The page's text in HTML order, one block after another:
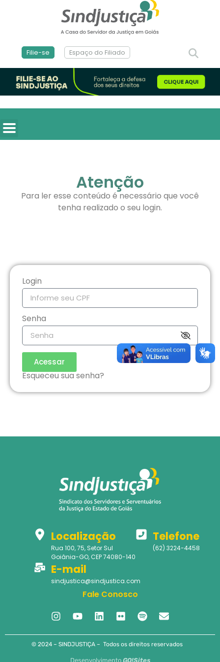
Filie-se Espaço do Filiado
Atenção
Para ler esse conteúdo é necessário que você
tenha realizado o seu login.
Login
Senha
Acessar
Esqueceu sua senha?
Localização
Rua 100, 75, Setor Sul
Goiânia-GO, CEP 74080-140
Telefone
(62) 3224-4458
E-mail
sindjustica@sindjustica.com
Fale Conosco
© 2024 – SINDJUSTIÇA – Todos os direitos reservados
Desenvolvimento GO!Sites